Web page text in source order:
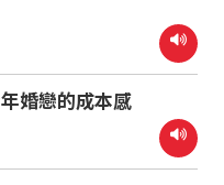
婚戀的成本感